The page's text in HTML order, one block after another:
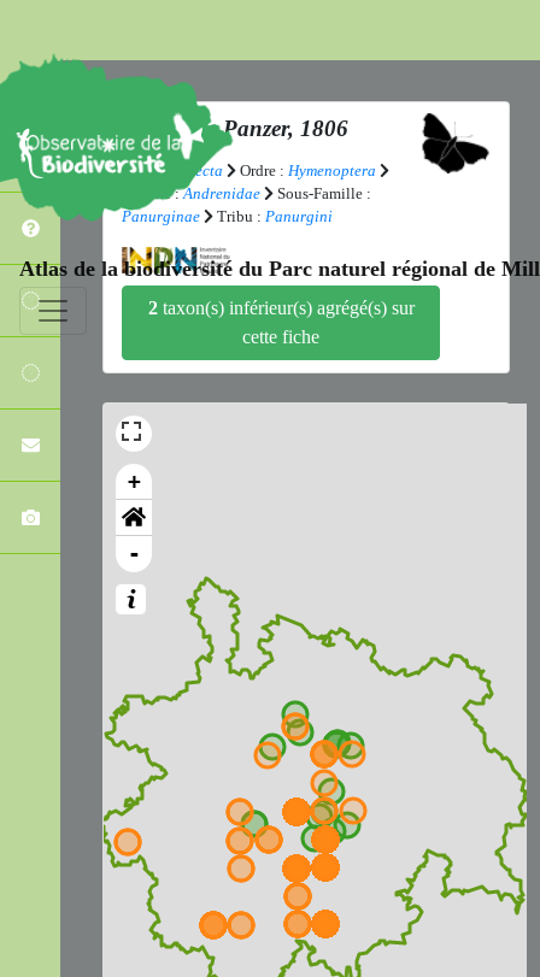
Atlas de la biodiversité du Parc naturel régional de
PanurgusPanzer, 1806
Classe : Insecta Ordre : Hymenoptera
Famille :Andrenidae
Sous-Famille :
Panurginae
Tribu : Panurgini
2 taxon(s) inférieur(s) agrégé(s) sur
cette fiche
+
-